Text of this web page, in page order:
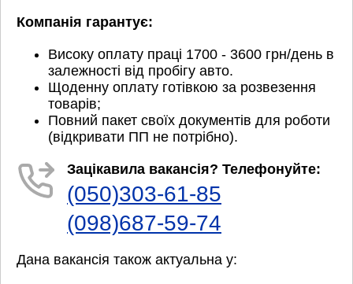
Компанія гарантує:
Високу оплату праці 1700 - 3600 грн/день в
залежності від пробігу авто.
Щоденну оплату готівкою за розвезення
товарів;
Повний пакет своїх документів для роботи
(відкривати ПП не потрібно).
Зацікавила вакансія? Телефонуйте:
(050)303-61-85
(098)687-59-74
Дана вакансія також актуальна у: